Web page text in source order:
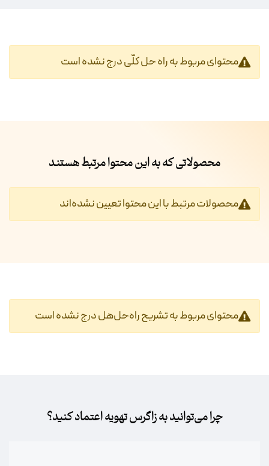
محتوای مربوط به راه حل کلّی درج نشده است
محصولاتی که به این محتوا مرتبط هستند
محصولات مرتبط با این محتوا تعیین نشده‌اند
محتوای مربوط به تشریح راه‌حل‌هل درج نشده است‎
چرا می‌توانید به زاگرس تهویه اعتماد کنید؟